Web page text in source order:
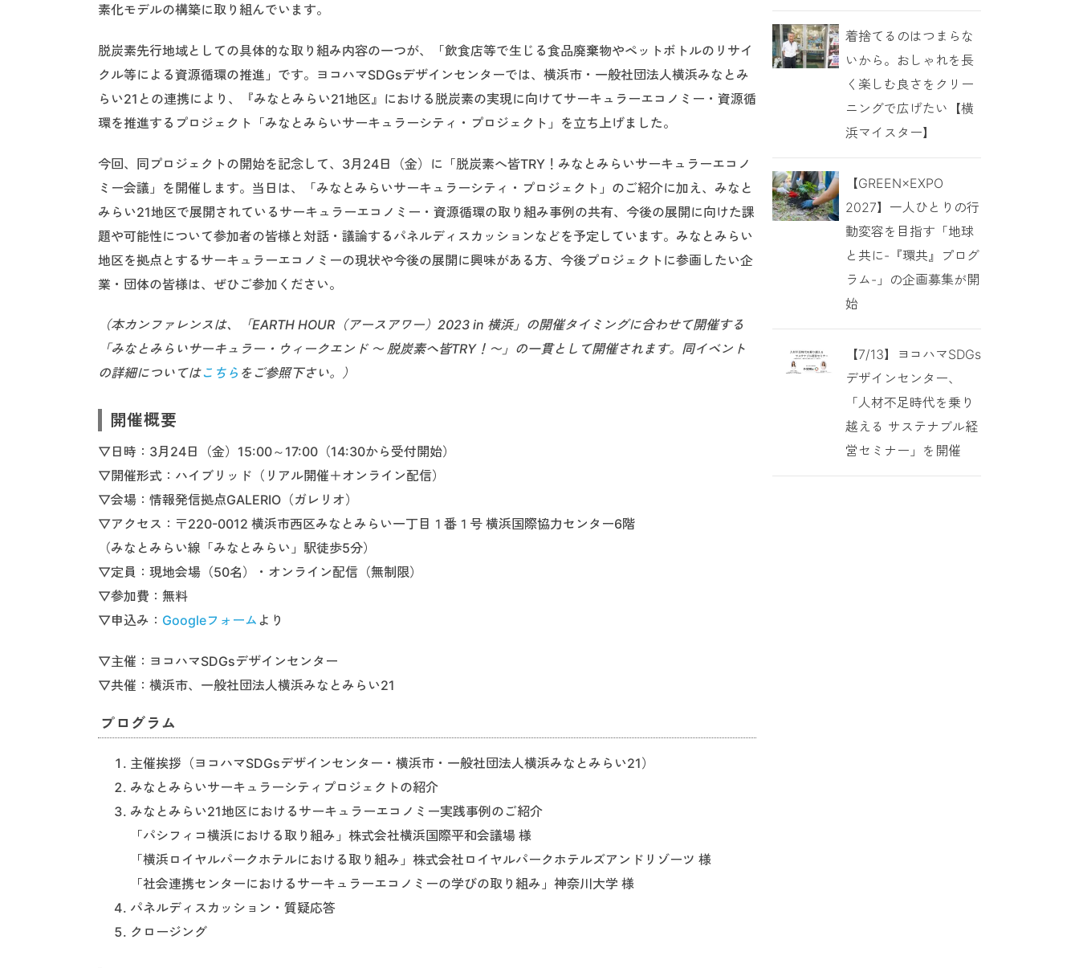
素化モデルの構築に取り組んでいます。
脱炭素先行地域としての具体的な取り組み内容の一つが、「飲食店等で生じる食品廃棄物やペットボトルのリサイ
クル等による資源循環の推進」です。ヨコハマSDGsデザインセンターでは、横浜市・一般社団法人横浜みなとみ
らい21との連携により、『みなとみらい21地区』における脱炭素の実現に向けてサーキュラーエコノミー・資源循
環を推進するプロジェクト「みなとみらいサーキュラーシティ・プロジェクト」を立ち上げました。
今回、同プロジェクトの開始を記念して、3月24日（金）に「脱炭素へ皆TRY！みなとみらいサーキュラーエコノ
ミー会議」を開催します。当日は、「みなとみらいサーキュラーシティ・プロジェクト」のご紹介に加え、みなと
みらい21地区で展開されているサーキュラーエコノミー・資源循環の取り組み事例の共有、今後の展開に向けた課
題や可能性について参加者の皆様と対話・議論するパネルディスカッションなどを予定しています。みなとみらい
地区を拠点とするサーキュラーエコノミーの現状や今後の展開に興味がある方、今後プロジェクトに参画したい企
業・団体の皆様は、ぜひご参加ください。
（本カンファレンスは、「EARTH HOUR（アースアワー）2023 in 横浜」の開催タイミングに合わせて開催する
「みなとみらいサーキュラー・ウィークエンド 〜 脱炭素へ皆TRY！〜」の一貫として開催されます。同イベント
の詳細についてはこちら をご参照下さい。）
開催概要
▽日時：3月24日（金）15:00～17:00（14:30から受付開始）
▽開催形式：ハイブリッド（リアル開催＋オンライン配信）
▽会場：情報発信拠点GALERIO（ガレリオ）
▽アクセス：〒220-0012 横浜市西区みなとみらい一丁目１番１号 横浜国際協力センター6階
（みなとみらい線「みなとみらい」駅徒歩5分）
▽定員：現地会場（50名）・オンライン配信（無制限）
▽参加費：無料
▽申込み： Googleフォーム より
▽主催：ヨコハマSDGsデザインセンター
▽共催：横浜市、一般社団法人横浜みなとみらい21
プログラム
主催挨拶（ヨコハマSDGsデザインセンター・横浜市・一般社団法人横浜みなとみらい21）
みなとみらいサーキュラーシティプロジェクトの紹介
みなとみらい21地区におけるサーキュラーエコノミー実践事例のご紹介
「パシフィコ横浜における取り組み」株式会社横浜国際平和会議場 様
「横浜ロイヤルパークホテルにおける取り組み」株式会社ロイヤルパークホテルズアンドリゾーツ 様
「社会連携センターにおけるサーキュラーエコノミーの学びの取り組み」神奈川大学 様
パネルディスカッション・質疑応答
クロージング
着捨てるのはつまらな
いから。おしゃれを長
く楽しむ良さをクリー
ニングで広げたい【横
浜マイスター】
【GREEN×EXPO
2027】一人ひとりの行
動変容を目指す「地球
と共に-『環共』プログ
ラム-」の企画募集が開
始
【7/13】ヨコハマSDGs
デザインセンター、
「人材不足時代を乗り
越える サステナブル経
営セミナー」を開催